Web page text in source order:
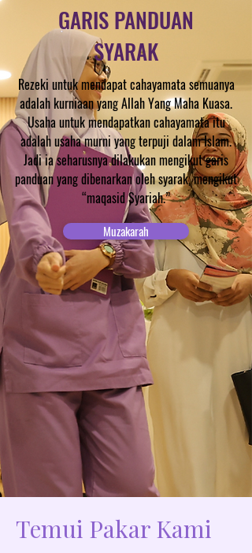
GARIS PANDUAN
SYARAK
Rezeki untuk mendapat cahayamata semuanya
adalah kurniaan yang Allah Yang Maha Kuasa.
Usaha untuk mendapatkan cahayamata itu
adalah usaha murni yang terpuji dalam Islam.
Jadi ia seharusnya dilakukan mengikut garis
panduan yang dibenarkan oleh syarak, mengikut
“maqasid Syariah.”
Muzakarah
Temui Pakar Kami